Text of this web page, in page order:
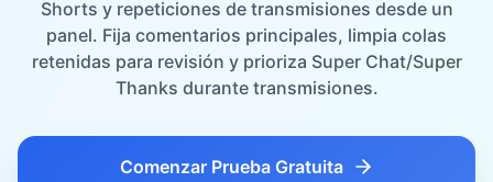
Shorts y repeticiones de transmisiones desde un
panel. Fija comentarios principales, limpia colas
retenidas para revisión y prioriza Super Chat/Super
Thanks durante transmisiones.
Comenzar Prueba Gratuita